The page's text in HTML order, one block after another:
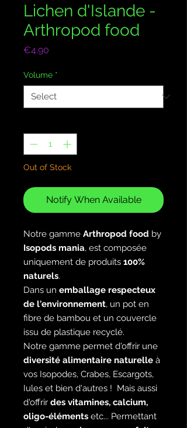
Lichen d'Islande -
Arthropod food
€4.90
Volume *
Out of Stock
Notify When Available
Notre gamme Arthropod food by
Isopods mania, est composée
uniquement de produits 100%
naturels.
Dans un emballage respecteux
de l'environnement, un pot en
fibre de bambou et un couvercle
issu de plastique recyclé.
Notre gamme permet d'offrir une
diversité alimentaire naturelle à
vos Isopodes, Crabes, Escargots,
Iules et bien d'autres ! Mais aussi
d'offrir des vitamines, calcium,
oligo-éléments etc... Permettant